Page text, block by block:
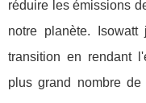
réduire les émissions
notre planète.
transition en rendant
plus grand nombre